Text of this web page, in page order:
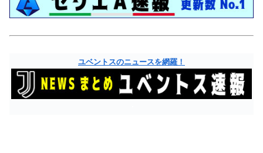
ユベントスのニュースを網羅！